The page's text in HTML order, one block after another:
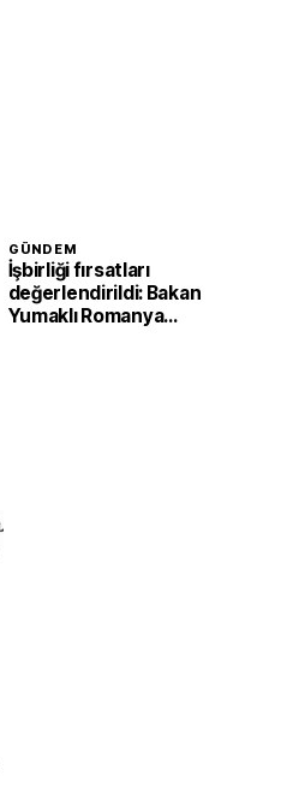
GÜNDEM
İşbirliği fırsatları
değerlendirildi: Bakan
Yumaklı Romanya